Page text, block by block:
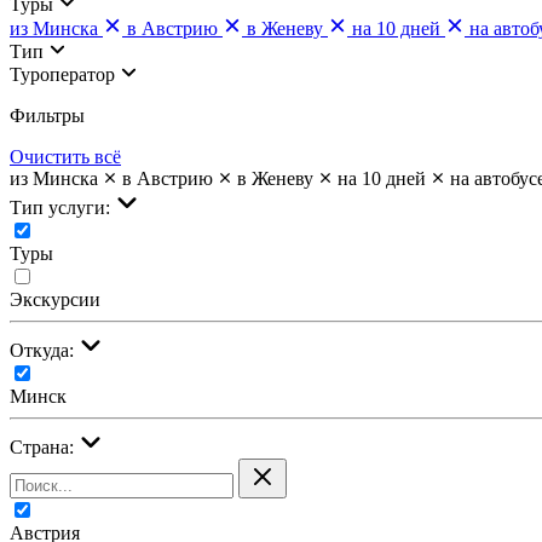
из Минска
в Австрию в Женеву на 10 дней
на
Тип
Туроператор
Фильтры
Очистить всё
из Минска
в Австрию в Женеву на 10 дней
на
Тип услуги:
Туры
Экскурсии
Откуда:
Минск
Страна:
Австрия